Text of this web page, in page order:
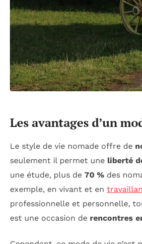
Les avantages d’un
Le style de vie nomade offre de
seulement il permet une liberté
une étude, plus de 70 % des
exemple, en vivant et en
professionnelle et personnelle,
est une occasion de rencontres